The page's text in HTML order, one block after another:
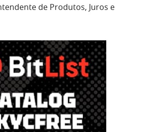
de Produtos, Juros e